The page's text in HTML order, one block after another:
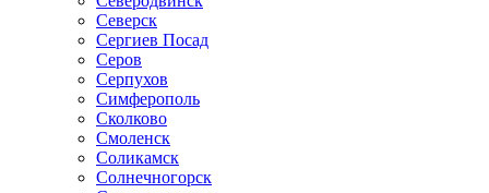
Северск
Сергиев Посад
Серов
Серпухов
Симферополь
Сколково
Смоленск
Соликамск
Солнечногорск